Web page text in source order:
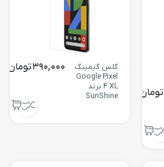
تومان
گلس گیمینگ
Google Pixel
4 XL برند
SunShine
390,000تومان